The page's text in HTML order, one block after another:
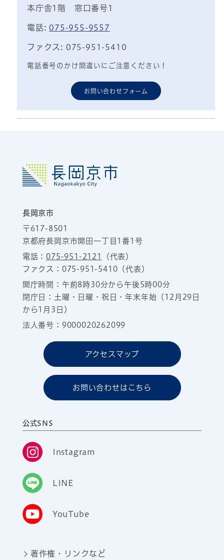
本庁舎1階 窓口番号1
電話: 075-955-9557
ファクス: 075-951-5410
電話番号のかけ間違いにご注意ください！
お問い合わせフォーム
長岡京市
〒617-8501
京都府長岡京市開田一丁目1番1号
電話：075-951-2121
（代表）
ファクス：075-951-5410（代表）
開庁時間：午前8時30分から午後5時00分
閉庁日：土曜・日曜・祝日・年末年始（12月29日
から1月3日）
法人番号：9000020262099
アクセスマップ
お問い合わせはこちら
公式SNS
Instagram
LINE
YouTube
著作権・リンクなど